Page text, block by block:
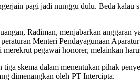
pagi jadi nunggu dulu. Beda
Radiman, menjabarkan anggaran
Menteri Pendayagunaan
pegawai honorer, melainkan
skema dalam menentukan pihak
dimenangkan oleh PT Intercipta.